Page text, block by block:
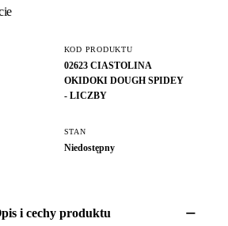
KOD PRODUKTU
02623 CIASTOLINA
OKIDOKI DOUGH SPIDEY
- LICZBY
STAN
Niedostępny
i cechy produktu